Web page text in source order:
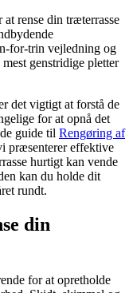
rense din træterrasse
for-trin vejledning og
genstridige pletter
det vigtigt at forstå de
for at opnå det
guide til Rengøring af
præsenterer effektive
hurtigt kan vende
kan du holde dit
rundt.
din
for at opretholde